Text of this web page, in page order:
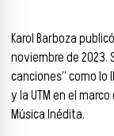
Karol Barboza
noviembre de 2023.
canciones” como lo
y la UTM en el
Música Inédita.